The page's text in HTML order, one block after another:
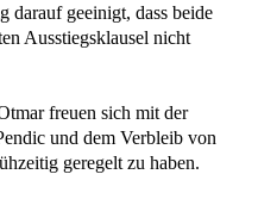
darauf geeinigt, dass beide
Ausstiegsklausel nicht
freuen sich mit der
und dem Verbleib von
geregelt zu haben.